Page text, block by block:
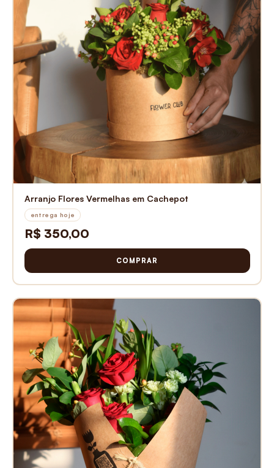
Arranjo Flores Vermelhas em Cachepot
entrega hoje
R$ 350,00
COMPRAR